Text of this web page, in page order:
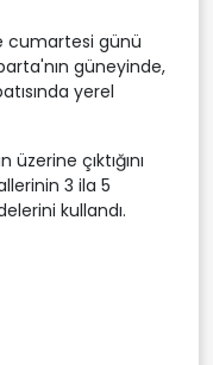
cumartesi günü
güneyinde,
yerel
çıktığını
3 ila 5
kullandı.